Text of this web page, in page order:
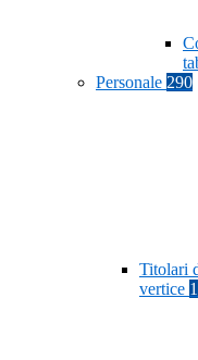
Personale 290
Titolari
vertice 1